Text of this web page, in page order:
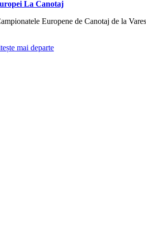
La Canotaj
Europene de Canotaj de la
mai departe